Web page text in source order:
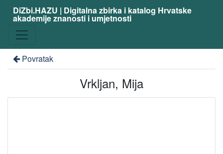
DiZbi.HAZU | Digitalna zbirka i katalog Hrvatske
akademije znanosti i umjetnosti
Povratak
Vrkljan, Mija